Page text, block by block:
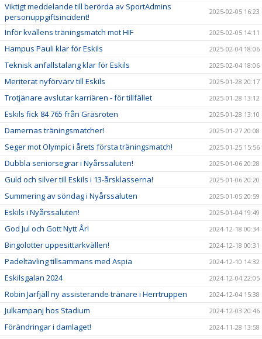
Viktigt meddelande till berörda av SportAdmins
personuppgiftsincident!
2025-02-05 16:23
Inför kvällens träningsmatch mot HIF 2025-02-05 14:11
Hampus Pauli klar för Eskils 2025-02-04 18:06
Teknisk anfallstalang klar för Eskils 2025-02-04 18:06
Meriterat nyförvärv till Eskils 2025-01-28 20:17
Trotjänare avslutar karriären - för tillfället 2025-01-28 13:12
Eskils fick 84 765 från Gräsroten 2025-01-28 13:10
Damernas träningsmatcher! 2025-01-27 20:08
Seger mot Olympic i årets första träningsmatch! 2025-01-25 15:56
Dubbla seniorsegrar i Nyårssaluten! 2025-01-06 20:28
Guld och silver till Eskils i 13-årsklasserna! 2025-01-06 20:20
Summering av söndag i Nyårssaluten 2025-01-05 20:59
Eskils i Nyårssaluten! 2025-01-04 19:49
God Jul och Gott Nytt År! 2024-12-18 00:34
Bingolotter uppesittarkvällen! 2024-12-18 00:31
Padeltävling tillsammans med Aspia 2024-12-10 14:32
Eskilsgalan 2024 2024-12-04 22:05
Robin Jarfjäll ny assisterande tränare i Herrtruppen 2024-12-04 15:38
Julkampanj hos Stadium 2024-12-03 20:46
Förändringar i damlaget! 2024-11-28 13:58